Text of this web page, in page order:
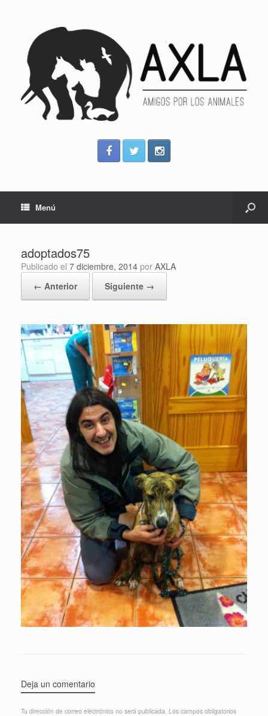
Menú
adoptados75
Publicado el 7 diciembre, 2014 por AXLA
← Anterior
Siguiente →
Deja un comentario
Tu dirección de correo electrónico no será publicada. Los campos obligatorios